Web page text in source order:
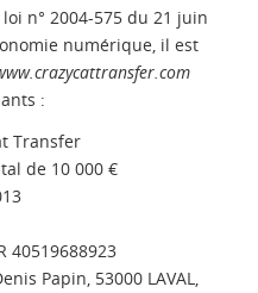
n° 2004-575 du 21 juin
numérique, il est
:
Transfer
de 10 000 €
40519688923
Papin, 53000 LAVAL,